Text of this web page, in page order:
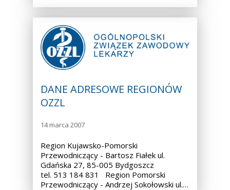
DANE ADRESOWE REGIONÓW
OZZL
14 marca 2007
Region Kujawsko-Pomorski
Przewodniczący - Bartosz Fiałek ul.
Gdańska 27, 85-005 Bydgoszcz
tel. 513 184 831 Region Pomorski
Przewodniczący - Andrzej Sokołowski ul.…